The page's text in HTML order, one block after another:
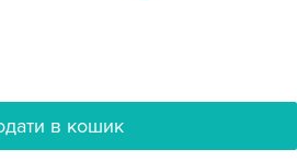
в кошик